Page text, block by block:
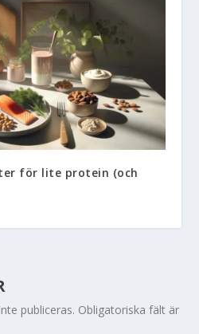
för lite protein (och
publiceras. Obligatoriska fält är